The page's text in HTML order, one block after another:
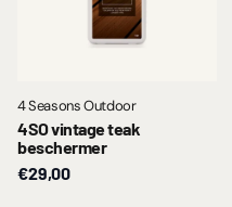
4 Seasons Outdoor
4SO vintage teak
beschermer
€29,00